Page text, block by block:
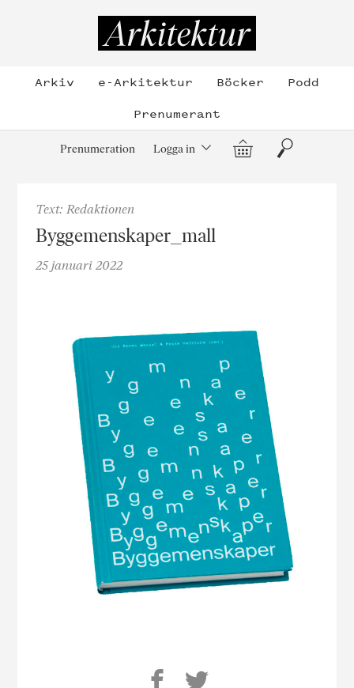
Arkiv e-Arkitektur Böcker
Podd
Prenumerant
Prenumeration Logga in Varukorg
Sök
Text: Redaktionen
Byggemenskaper_mall
25 januari 2022